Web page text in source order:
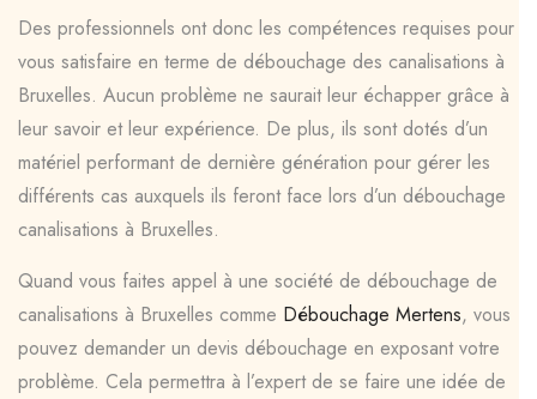
Des professionnels ont donc les compétences requises pour
vous satisfaire en terme de débouchage des canalisations à
Bruxelles. Aucun problème ne saurait leur échapper grâce à
leur savoir et leur expérience. De plus, ils sont dotés d’un
matériel performant de dernière génération pour gérer les
différents cas auxquels ils feront face lors d’un débouchage
canalisations à Bruxelles.
Quand vous faites appel à une société de débouchage de
canalisations à Bruxelles comme Débouchage Mertens, vous
pouvez demander un devis débouchage en exposant votre
problème. Cela permettra à l’expert de se faire une idée de